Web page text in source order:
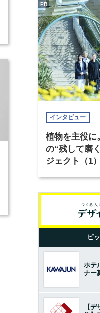
インタビュー
植物を主役に
の“残して磨
ジェクト（1）
PR
ピ
ホテ
ナー
【